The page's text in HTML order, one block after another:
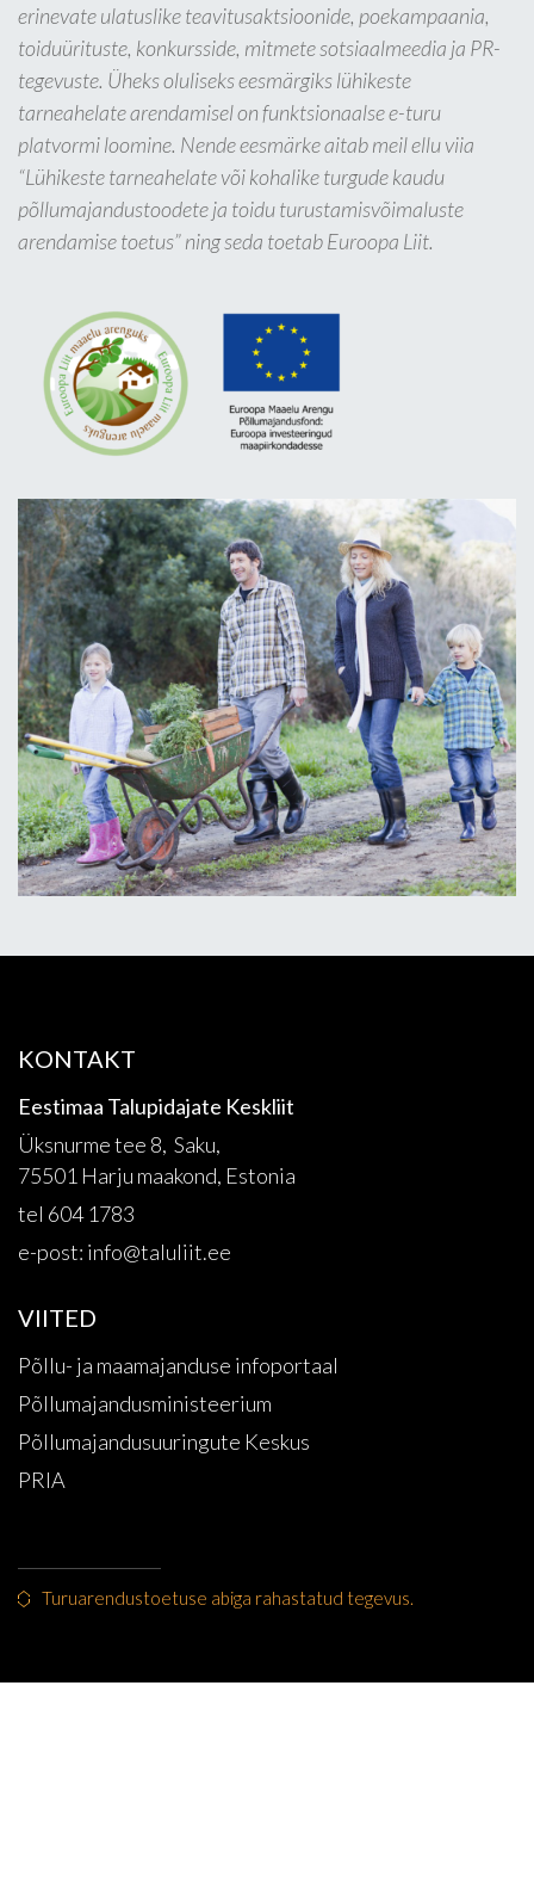
erinevate ulatuslike teavitusaktsioonide, poekampaania,
toiduürituste, konkursside, mitmete sotsiaalmeedia ja PR-
tegevuste. Üheks oluliseks eesmärgiks lühikeste
tarneahelate arendamisel on funktsionaalse e-turu
platvormi loomine. Nende eesmärke aitab meil ellu viia
“Lühikeste tarneahelate või kohalike turgude kaudu
põllumajandustoodete ja toidu turustamisvõimaluste
arendamise toetus” ning seda toetab Euroopa Liit.
KONTAKT
Eestimaa Talupidajate Keskliit
Üksnurme tee 8, Saku,
75501 Harju maakond, Estonia
tel 604 1783
e-post: info@taluliit.ee
VIITED
Põllu- ja maamajanduse infoportaal
Põllumajandusministeerium
Põllumajandusuuringute Keskus
PRIA
Turuarendustoetuse abiga rahastatud tegevus.